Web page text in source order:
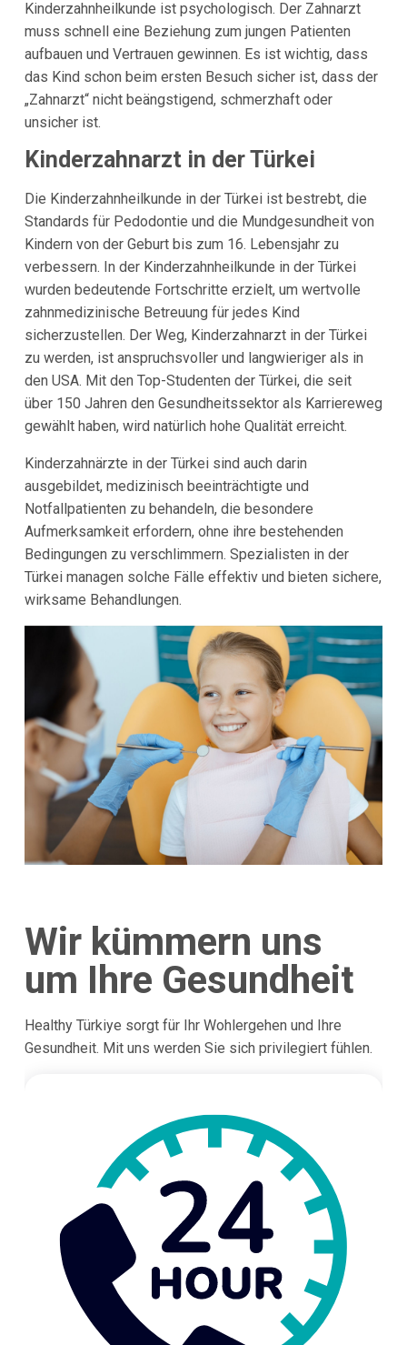
Kinderzahnheilkunde ist psychologisch. Der Zahnarzt
muss schnell eine Beziehung zum jungen Patienten
aufbauen und Vertrauen gewinnen. Es ist wichtig, dass
das Kind schon beim ersten Besuch sicher ist, dass der
„Zahnarzt“ nicht beängstigend, schmerzhaft oder
unsicher ist.
Kinderzahnarzt in der Türkei
Die Kinderzahnheilkunde in der Türkei ist bestrebt, die
Standards für Pedodontie und die Mundgesundheit von
Kindern von der Geburt bis zum 16. Lebensjahr zu
verbessern. In der Kinderzahnheilkunde in der Türkei
wurden bedeutende Fortschritte erzielt, um wertvolle
zahnmedizinische Betreuung für jedes Kind
sicherzustellen. Der Weg, Kinderzahnarzt in der Türkei
zu werden, ist anspruchsvoller und langwieriger als in
den USA. Mit den Top-Studenten der Türkei, die seit
über 150 Jahren den Gesundheitssektor als Karriereweg
gewählt haben, wird natürlich hohe Qualität erreicht.
Kinderzahnärzte in der Türkei sind auch darin
ausgebildet, medizinisch beeinträchtigte und
Notfallpatienten zu behandeln, die besondere
Aufmerksamkeit erfordern, ohne ihre bestehenden
Bedingungen zu verschlimmern. Spezialisten in der
Türkei managen solche Fälle effektiv und bieten sichere,
wirksame Behandlungen.
Wir kümmern uns
um Ihre Gesundheit
Healthy Türkiye sorgt für Ihr Wohlergehen und Ihre
Gesundheit. Mit uns werden Sie sich privilegiert fühlen.